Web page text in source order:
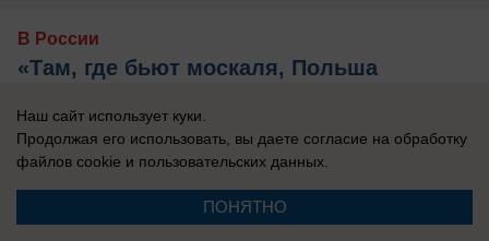
В России
«Там, где бьют москаля, Польша
сделал агрессивное заявление в адрес
России
Захарова: Это пример «клинической
русофобии», которая «влияет на когнитивные
Наш сайт использует куки.
Продолжая его использовать, вы даете согласие на обработку
файлов cookie и пользовательских данных.
ПОНЯТНО